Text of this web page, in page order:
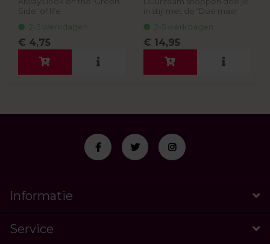
Side' of life
2-5 werkdagen
€ 4,75
in stijl met de ‘Doe maar
praktisch én een ode aan
lokaal Utrecht. Ideaal voor
je boodschappen of een
dagje...
2-5 werkdagen
€ 14,95
Informatie
Service